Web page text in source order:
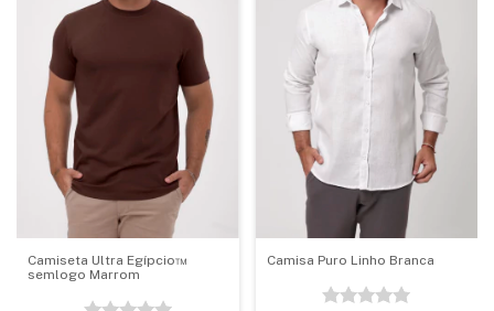
Camiseta Ultra Egípcio™
semlogo Marrom
Camisa Puro Linho Branca